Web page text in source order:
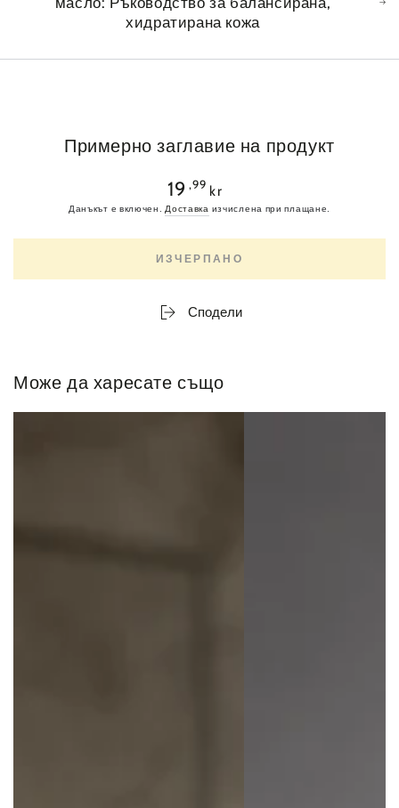
хидратирана кожа
Примерно заглавие на продукт
Обичайна
цена
19 ,99 kr
Данъкът е включен.Доставка изчислена при плащане.
ИЗЧЕРПАНО
Сподели
Може да харесате също